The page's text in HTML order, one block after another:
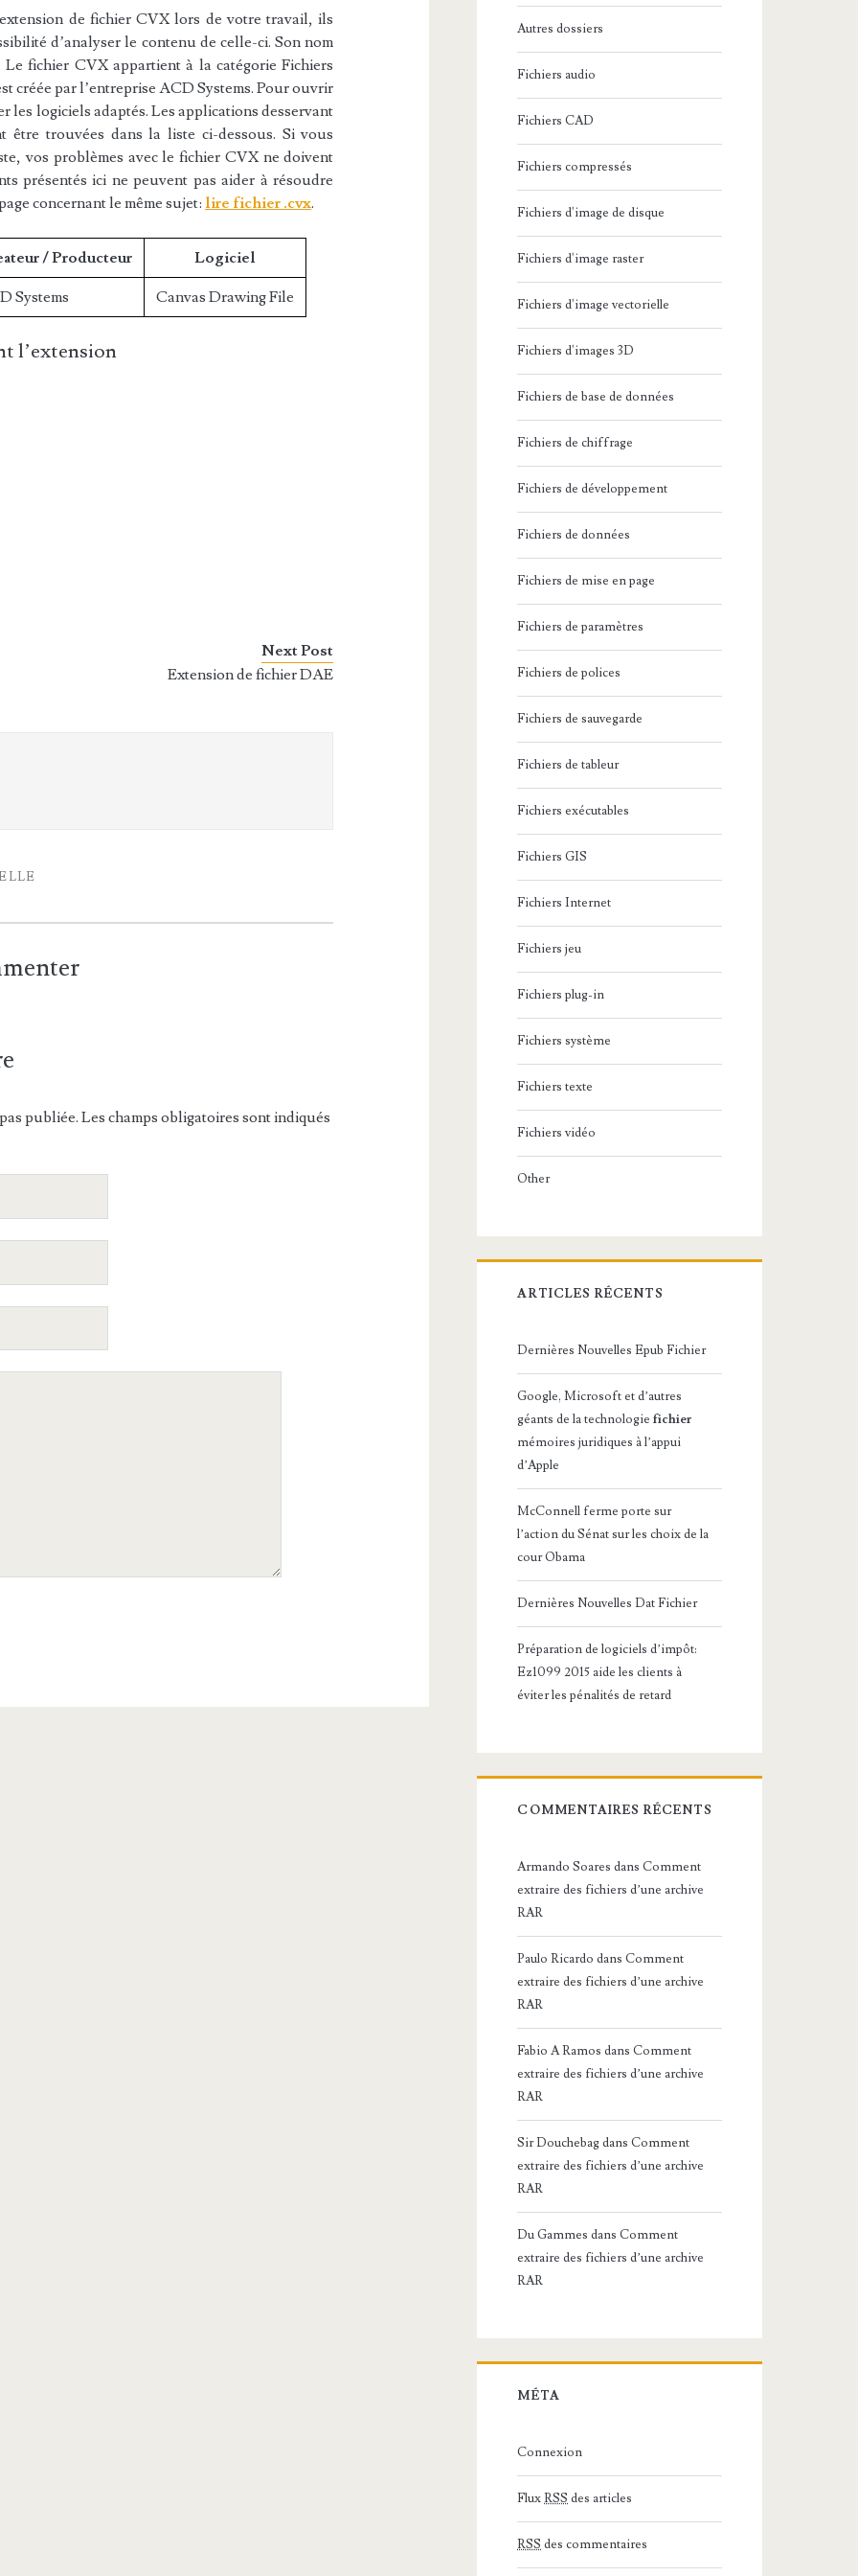
de fichier CVX lors de votre travail, ils
d’analyser le contenu de celle-ci. Son nom
Le fichier CVX appartient à la catégorie Fichiers
créée par l’entreprise ACD Systems. Pour ouvrir
les logiciels adaptés. Les applications desservant
être trouvées dans la liste ci-dessous. Si vous
vos problèmes avec le fichier CVX ne doivent
présentés ici ne peuvent pas aider à résoudre
concernant le même sujet: lire fichier .cvx.
/ Producteur Logiciel
Systems Canvas Drawing File
l’extension
Next Post
Extension de fichier DAE
publiée. Les champs obligatoires sont indiqués
Autres dossiers
Fichiers audio
Fichiers CAD
Fichiers compressés
Fichiers d'image de disque
Fichiers d'image raster
Fichiers d'image vectorielle
Fichiers d'images 3D
Fichiers de base de données
Fichiers de chiffrage
Fichiers de développement
Fichiers de données
Fichiers de mise en page
Fichiers de paramètres
Fichiers de polices
Fichiers de sauvegarde
Fichiers de tableur
Fichiers exécutables
Fichiers GIS
Fichiers Internet
Fichiers jeu
Fichiers plug-in
Fichiers système
Fichiers texte
Fichiers vidéo
Other
ARTICLES RÉCENTS
Dernières Nouvelles Epub Fichier
Google, Microsoft et d’autres
géants de la technologiefichier
mémoires juridiques à l’appui
d’Apple
McConnell ferme porte sur
l’action du Sénat sur les choix de la
cour Obama
Dernières Nouvelles Dat Fichier
Préparation de logiciels d’impôt:
Ez1099 2015 aide les clients à
éviter les pénalités de retard
COMMENTAIRES RÉCENTS
Armando Soares dansComment
extraire des fichiers d’une archive
RAR
Paulo Ricardo dansComment
extraire des fichiers d’une archive
RAR
Fabio A Ramos dansComment
extraire des fichiers d’une archive
RAR
Sir DouchebagdansComment
extraire des fichiers d’une archive
RAR
Du Gammes dansComment
extraire des fichiers d’une archive
RAR
MÉTA
Connexion
FluxRSS des articles
RSS des commentaires